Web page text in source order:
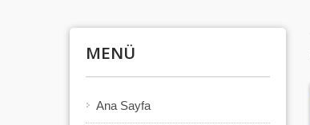
MENÜ
Ana Sayfa